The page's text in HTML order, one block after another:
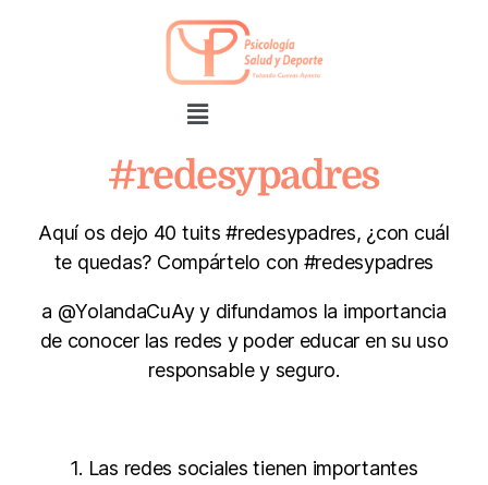
#redesypadres
Aquí os dejo 40 tuits #redesypadres, ¿con cuál
te quedas? Compártelo con #redesypadres
a @YolandaCuAy y difundamos la importancia
de conocer las redes y poder educar en su uso
responsable y seguro.
1. Las redes sociales tienen importantes